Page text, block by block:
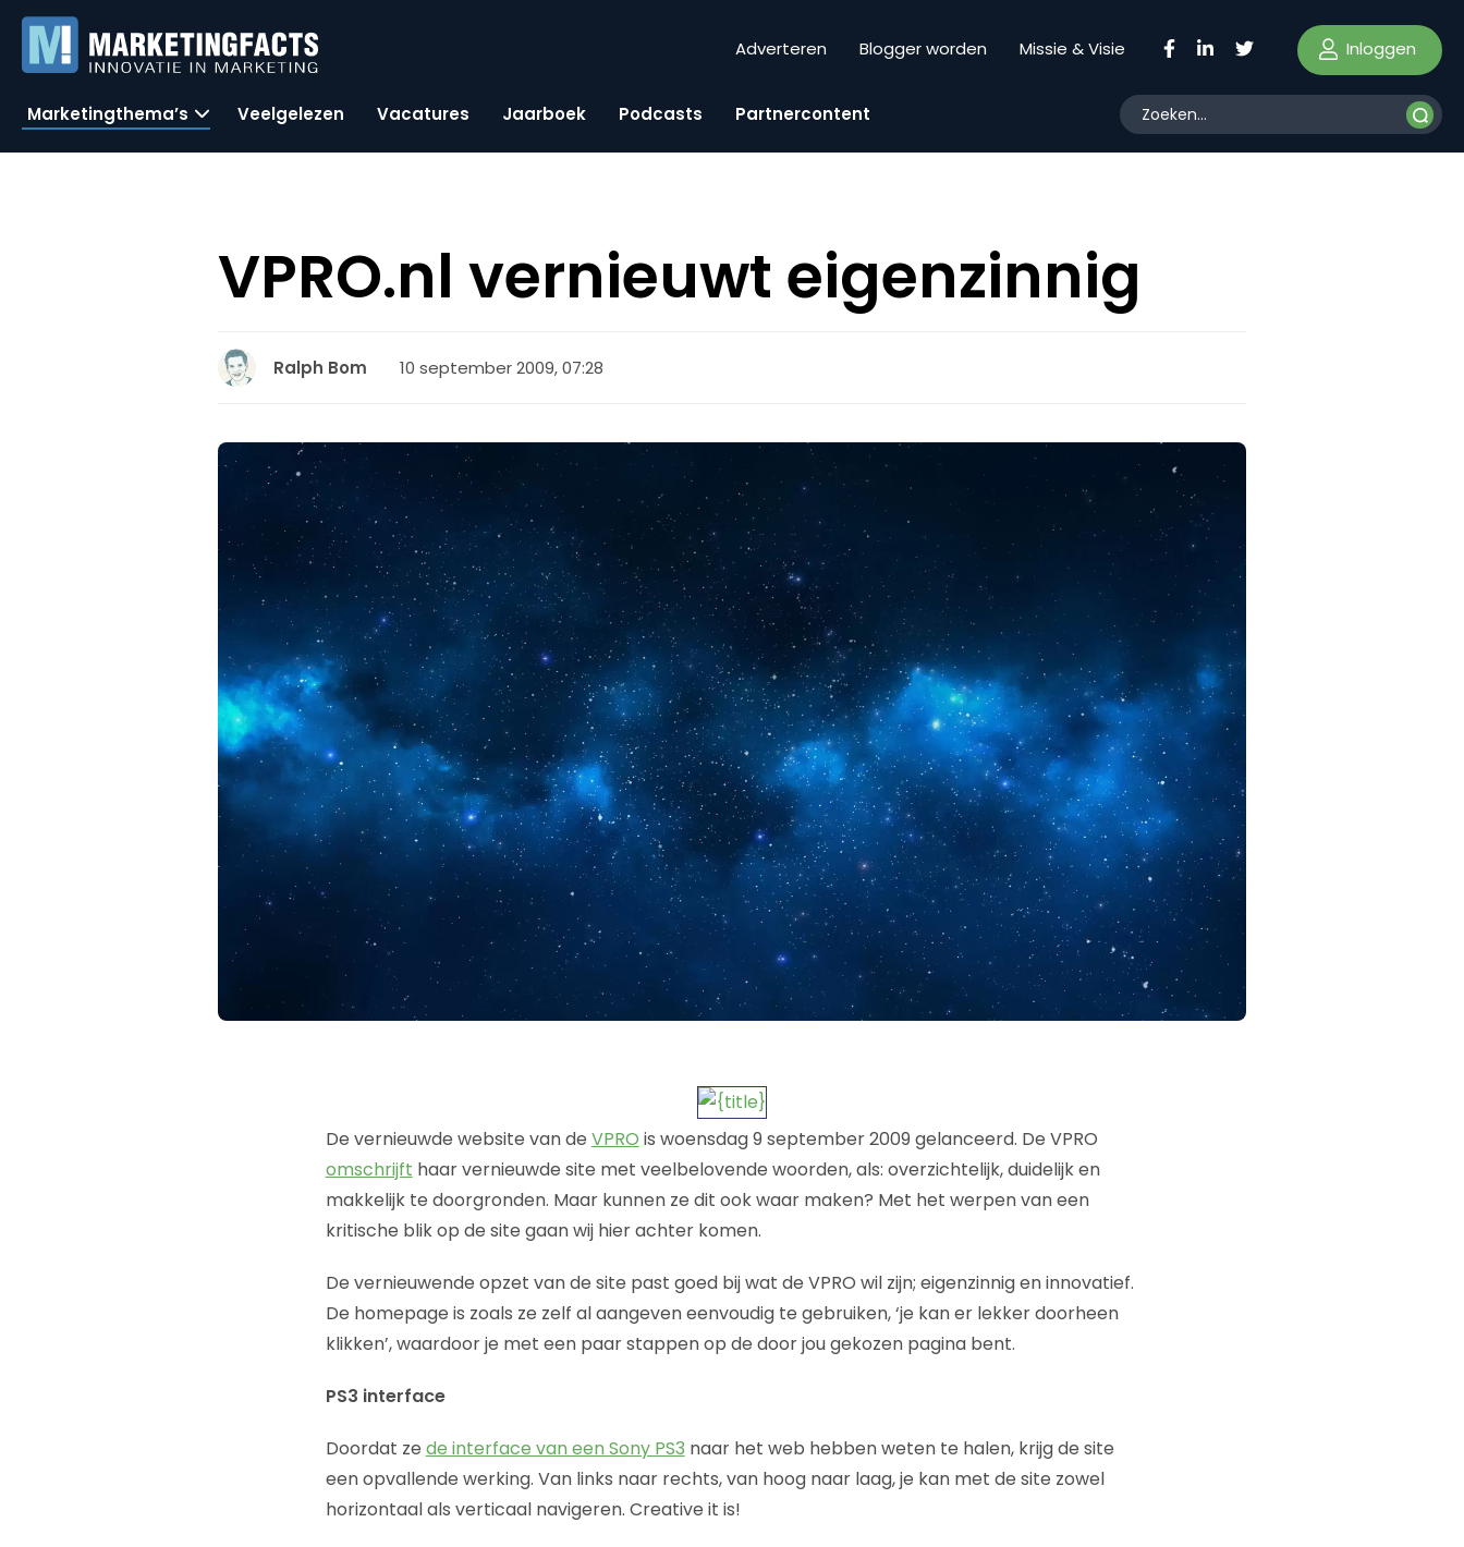
Adverteren Blogger worden Missie & Visie Inloggen
Marketingthema’s Veelgelezen Vacatures Jaarboek Podcasts Partnercontent
VPRO.nl vernieuwt eigenzinnig
Ralph Bom 10 september 2009, 07:28
De vernieuwde website van de VPRO is woensdag 9 september 2009 gelanceerd. De VPRO
omschrijft haar vernieuwde site met veelbelovende woorden, als: overzichtelijk, duidelijk en
makkelijk te doorgronden. Maar kunnen ze dit ook waar maken? Met het werpen van een
kritische blik op de site gaan wij hier achter komen.
De vernieuwende opzet van de site past goed bij wat de VPRO wil zijn; eigenzinnig en innovatief.
De homepage is zoals ze zelf al aangeven eenvoudig te gebruiken, ‘je kan er lekker doorheen
klikken’, waardoor je met een paar stappen op de door jou gekozen pagina bent.
PS3 interface
Doordat ze de interface van een Sony PS3 naar het web hebben weten te halen, krijg de site
een opvallende werking. Van links naar rechts, van hoog naar laag, je kan met de site zowel
horizontaal als verticaal navigeren. Creative it is!